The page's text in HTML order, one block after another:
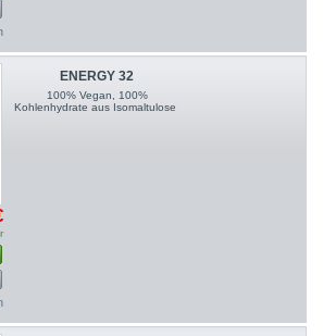
ENERGY 32
100% Vegan, 100%
Kohlenhydrate aus Isomaltulose